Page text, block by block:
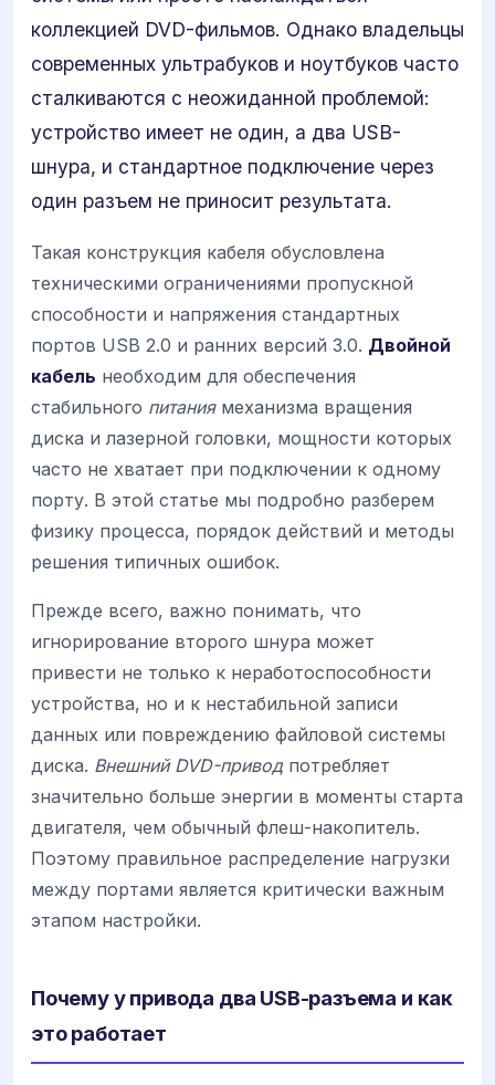
коллекцией DVD-фильмов. Однако владельцы
современных ультрабуков и ноутбуков часто
сталкиваются с неожиданной проблемой:
устройство имеет не один, а два USB-
шнура, и стандартное подключение через
один разъем не приносит результата.
Такая конструкция кабеля обусловлена
техническими ограничениями пропускной
способности и напряжения стандартных
портов USB 2.0 и ранних версий 3.0. Двойной
кабель необходим для обеспечения
стабильного питаниямеханизма вращения
диска и лазерной головки, мощности которых
часто не хватает при подключении к одному
порту. В этой статье мы подробно разберем
физику процесса, порядок действий и методы
решения типичных ошибок.
Прежде всего, важно понимать, что
игнорирование второго шнура может
привести не только к неработоспособности
устройства, но и к нестабильной записи
данных или повреждению файловой системы
диска. Внешний DVD-приводпотребляет
значительно больше энергии в моменты старта
двигателя, чем обычный флеш-накопитель.
Поэтому правильное распределение нагрузки
между портами является критически важным
этапом настройки.
Почему у привода два USB-разъема и как
это работает